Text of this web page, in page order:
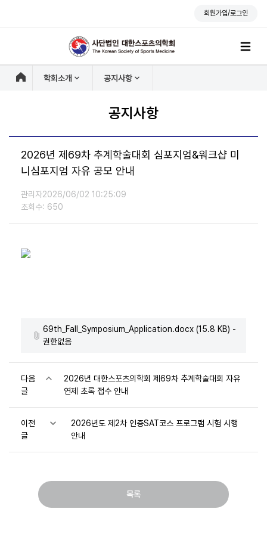
회원가입/로그인
학회소개 공지사항
공지사항
2026년 제69차 추계학술대회 심포지엄&워크샵 미
니심포지엄 자유 공모 안내
관리자2026/06/02 10:25:09
조회수: 650
69th_Fall_Symposium_Application.docx (15.8 KB) -
권한없음
다음
글
2026년 대한스포츠의학회 제69차 추계학술대회 자유
연제 초록 접수 안내
이전
글
2026년도 제2차 인증SAT코스 프로그램 시험 시행
안내
목록